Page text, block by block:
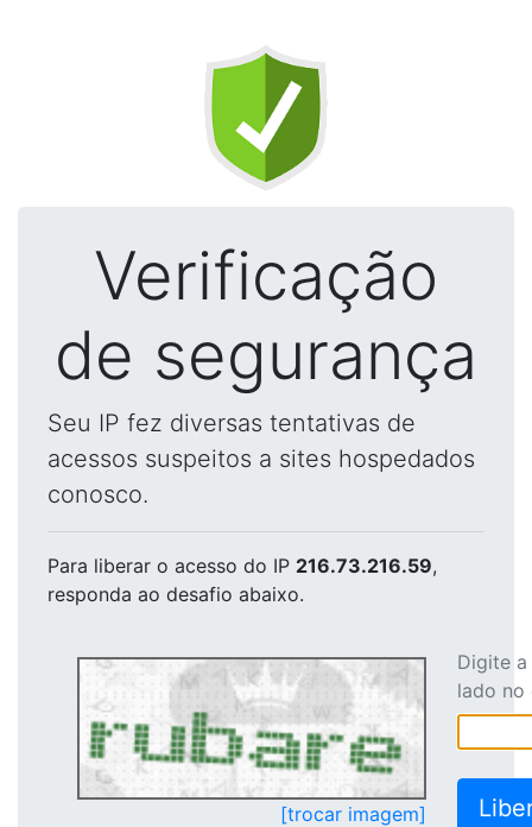
Verificação
de segurança
Seu IP fez diversas tentativas de
acessos suspeitos a sites hospedados
conosco.
Para liberar o acesso do IP 216.73.216.59,
responda ao desafio abaixo.
[trocar imagem]
Digite
lado no